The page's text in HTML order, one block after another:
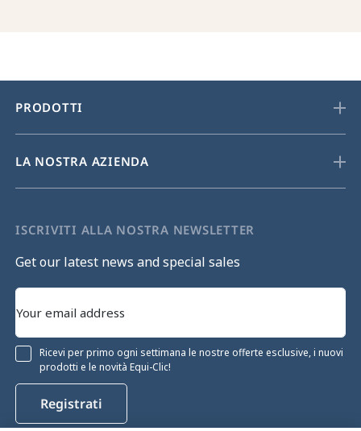
PRODOTTI
LA NOSTRA AZIENDA
ISCRIVITI ALLA NOSTRA NEWSLETTER
Get our latest news and special sales
Ricevi per primo ogni settimana le nostre offerte esclusive, i nuovi
prodotti e le novità Equi-Clic!
Registrati